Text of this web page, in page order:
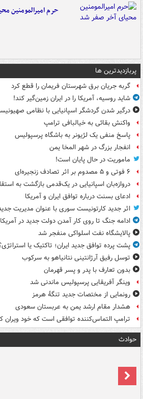
حرم امیرالمومنین
پربازدیدترین ها
گربه جریان برق شهرستان فریمان را قطع کرد
شاید روسیه، آمریکا را در ایران زمین‌گیر کند!
درگیر شدن گردشگر اسپانیایی با نظامی
واکنش بقائی به خیالبافی ترامپ
پاسخ منفی یک لژیونر به باشگاه پرسپولیس
انفجار بزرگ در شهر المخا یمن
ماموریت در حال پایان است!
۶ فوتی و ۵ مصدوم بر اثر تصادف زنجیره‌ای
دروازه‌بان اسپانیایی در یک‌قدمی بازگشت به
ادعای بسنت درباره توافق ایران و آمریکا
اثر جدید کارتونیست سوری با عنوان مدیریت
ادامه جنگ تا روی کار آمدن دولت جدید در
پالایشگاه نفت اسلواکی منفجر شد
پشت پرده توافق جدید ایران؛ تاکتیک یا
توسل رفیق آرژانتینی نتانیاهو به سرکوب
بدون تعارف با پدر و پسر قهرمان
وینگر آفریقایی پرسپولیس ماندنی شد
رونمایی از مختصات جدید تنگۀ هرمز
هشدار مقام ارشد یمن به عربستان سعودی
ترامپ التماس‌کننده توافقی است که خود ویران
حوادث